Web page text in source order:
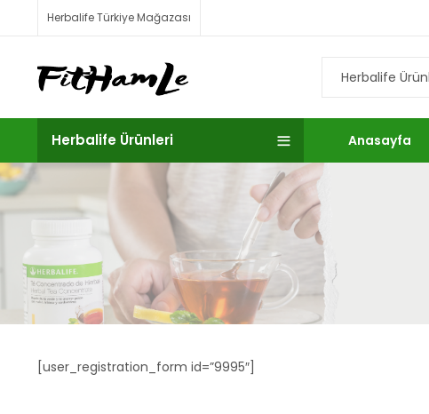
Herbalife Türkiye Mağazası
Herbalife Ürünleri Anasayfa
[user_registration_form id=”9995″]